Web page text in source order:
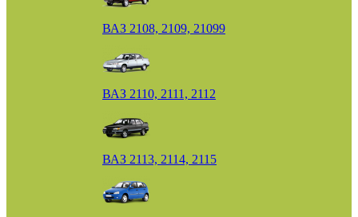
ВАЗ 2108, 2109, 21099
ВАЗ 2110, 2111, 2112
ВАЗ 2113, 2114, 2115